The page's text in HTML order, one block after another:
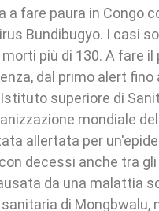
a fare paura in Congo
Bundibugyo. I casi
morti più di 130. A fare il
dal primo alert fino
superiore di
mondiale
allertata per
decessi anche tra
da una malattia
di Mongbwalu,